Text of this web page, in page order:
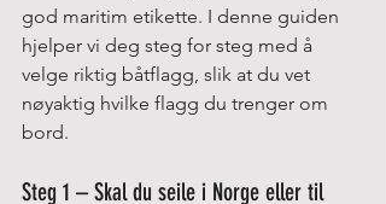
god maritim etikette. I denne guiden
hjelper vi deg steg for steg med å
velge riktig båtflagg, slik at du vet
nøyaktig hvilke flagg du trenger om
bord.
Steg 1 – Skal du seile i Norge eller til